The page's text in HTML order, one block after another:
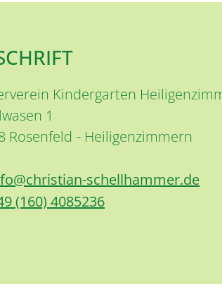
Kindergarten
Heiligenzimmern
1
Rosenfeld
schellhammer.de
(160) 4085236